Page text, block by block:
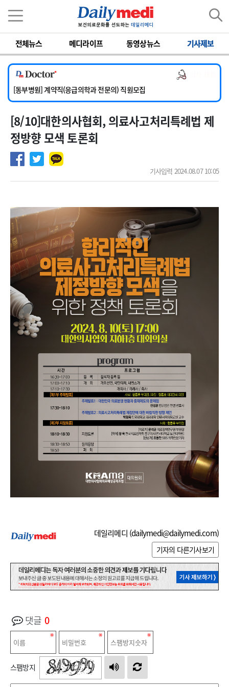
전체뉴스 메디라이프 동영상뉴스 기사제보
[서울아산병원] 2026년 하반기 인턴 모집
[영남대학교의료원] 마취통증의학과 임기제 임상의사 채용
[충남대학교병원] 소아청소년과(소아응급전담) 계약직 의사 공개채용
[동부병원] 계약직(응급의학과 전문의) 직원모집
[이대목동병원] 하반기 전공의(레지던트1년차) 모집
[서울아산병원] 2026년 하반기 인턴 모집
[영남대학교의료원] 마취통증의학과 임기제 임상의사 채용
[8/10]대한의사협회, 의료사고처리특례법 제
정방향 모색 토론회
기사입력 2024.08.07 10:05
데일리메디 (dailymedi@dailymedi.com)
기자의 다른기사보기
댓글 0
스팸방지